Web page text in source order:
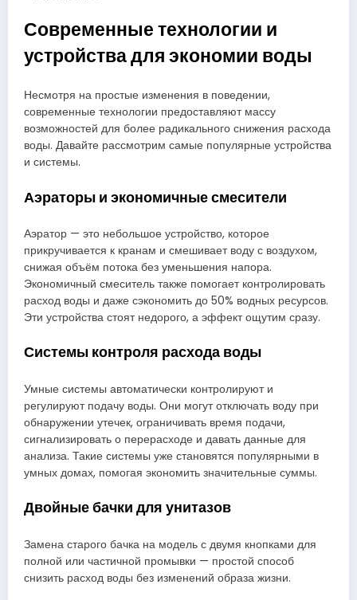
Современные технологии и
устройства для экономии воды
Несмотря на простые изменения в поведении,
современные технологии предоставляют массу
возможностей для более радикального снижения расхода
воды. Давайте рассмотрим самые популярные устройства
и системы.
Аэраторы и экономичные смесители
Аэратор — это небольшое устройство, которое
прикручивается к кранам и смешивает воду с воздухом,
снижая объём потока без уменьшения напора.
Экономичный смеситель также помогает контролировать
расход воды и даже сэкономить до 50% водных ресурсов.
Эти устройства стоят недорого, а эффект ощутим сразу.
Системы контроля расхода воды
Умные системы автоматически контролируют и
регулируют подачу воды. Они могут отключать воду при
обнаружении утечек, ограничивать время подачи,
сигнализировать о перерасходе и давать данные для
анализа. Такие системы уже становятся популярными в
умных домах, помогая экономить значительные суммы.
Двойные бачки для унитазов
Замена старого бачка на модель с двумя кнопками для
полной или частичной промывки — простой способ
снизить расход воды без изменений образа жизни.